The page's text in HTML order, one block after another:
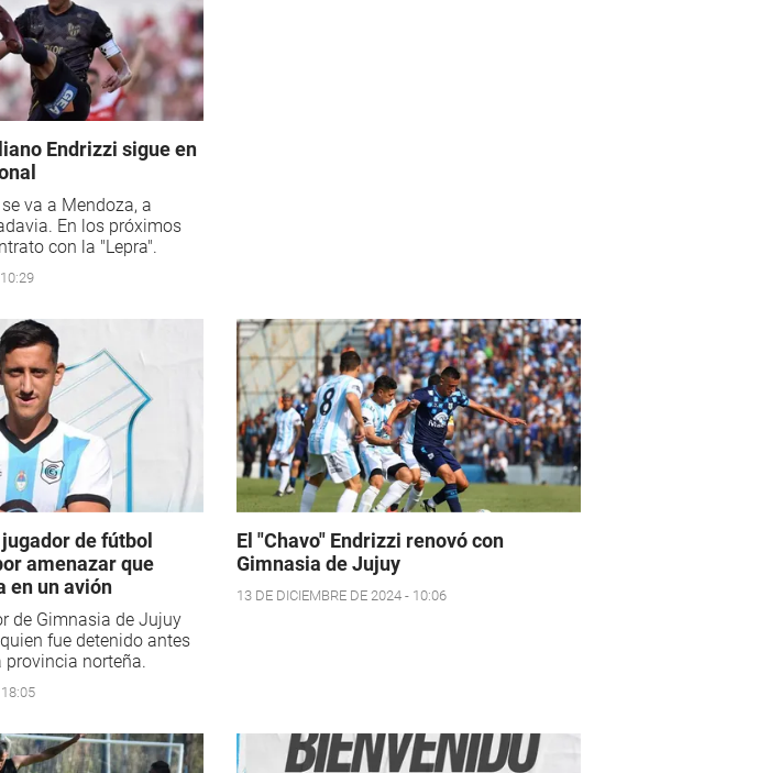
Endrizzi sigue en
va a Mendoza, a
En los próximos
con la "Lepra".
de fútbol
amenazar que
en un avión
de Gimnasia de Jujuy
fue detenido antes
provincia norteña.
El "Chavo" Endrizzi renovó con
Gimnasia de Jujuy
13 DE DICIEMBRE DE 2024 - 10:06